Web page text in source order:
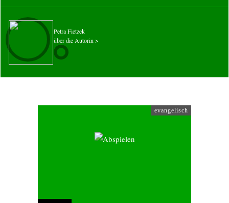
Petra Fietzek
über die Autorin >
evangelisch